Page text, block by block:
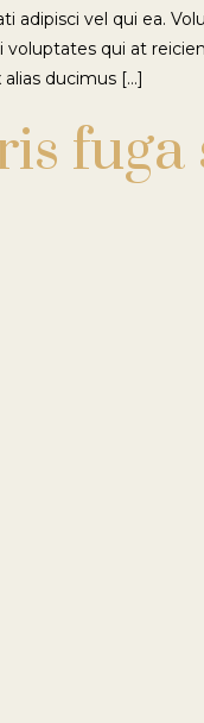
adipisci vel qui ea.
qui at
ducimus […]